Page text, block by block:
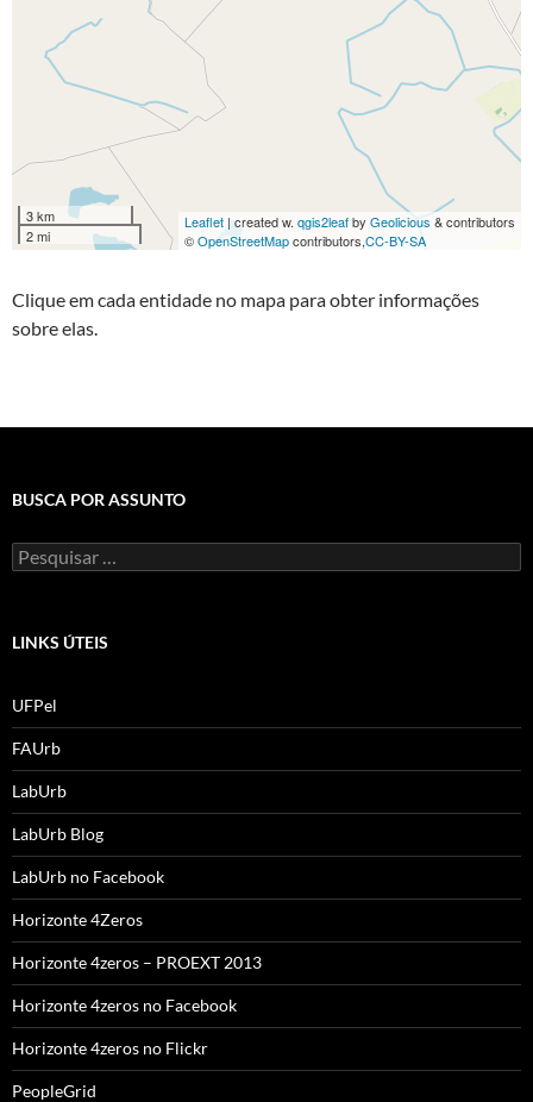
Clique em cada entidade no mapa para obter informações
sobre elas.
BUSCA POR ASSUNTO
Pesquisar
por:
LINKS ÚTEIS
UFPel
FAUrb
LabUrb
LabUrb Blog
LabUrb no Facebook
Horizonte 4Zeros
Horizonte 4zeros – PROEXT 2013
Horizonte 4zeros no Facebook
Horizonte 4zeros no Flickr
PeopleGrid